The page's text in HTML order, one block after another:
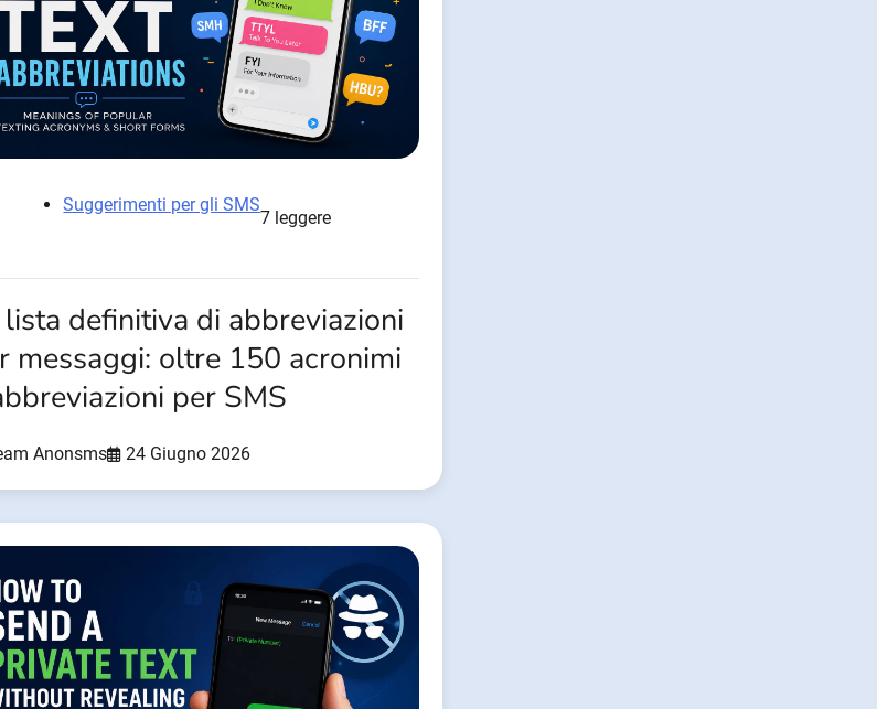
Suggerimenti per gli SMS
7 leggere
lista definitiva di abbreviazioni
messaggi: oltre 150 acronimi
per SMS
Anonsms 24 Giugno 2026